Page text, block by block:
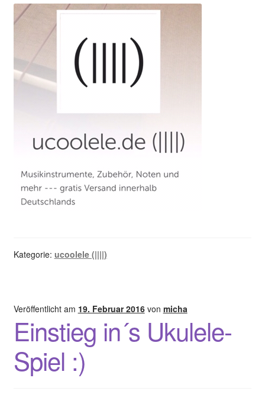
Kategorie: ucoolele (||||)
Veröffentlicht am 19. Februar 2016 von micha
Einstieg in´s Ukulele-
Spiel :)